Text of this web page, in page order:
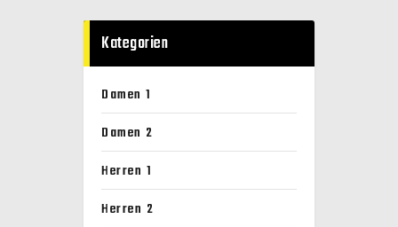
Kategorien
Damen 1
Damen 2
Herren 1
Herren 2